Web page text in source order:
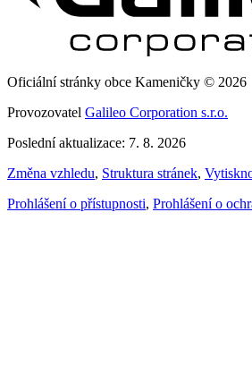
Oficiální stránky obce Kameničky © 2026
Provozovatel Galileo Corporation s.r.o.
Poslední aktualizace: 7. 8. 2026
Změna vzhledu, Struktura stránek,
Prohlášení o přístupnosti, Prohlášení o